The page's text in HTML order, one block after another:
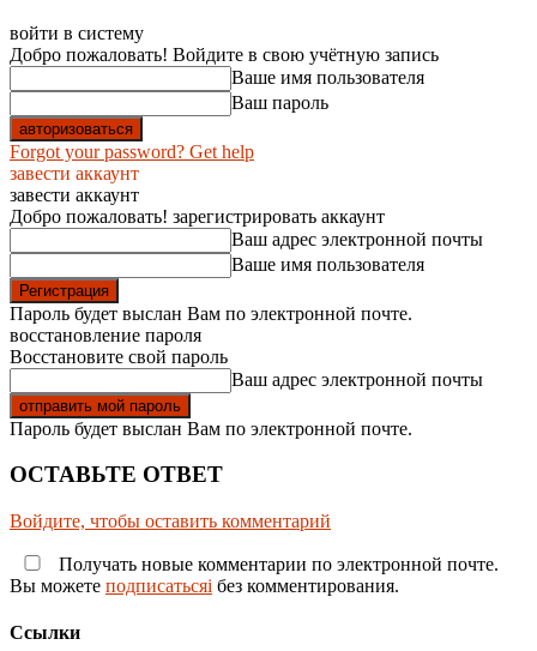
войти в систему
Добро пожаловать! Войдите в свою учётную запись
Ваше имя пользователя
Ваш пароль
Forgot your password? Get help
завести аккаунт
завести аккаунт
Добро пожаловать! зарегистрировать аккаунт
Ваш адрес электронной почты
Ваше имя пользователя
Пароль будет выслан Вам по электронной почте.
восстановление пароля
Восстановите свой пароль
Ваш адрес электронной почты
Пароль будет выслан Вам по электронной почте.
ОСТАВЬТЕ ОТВЕТ
Войдите, чтобы оставить комментарий
Получать новые комментарии по электронной почте.
Вы можете подписатьсяi без комментирования.
Ссылки